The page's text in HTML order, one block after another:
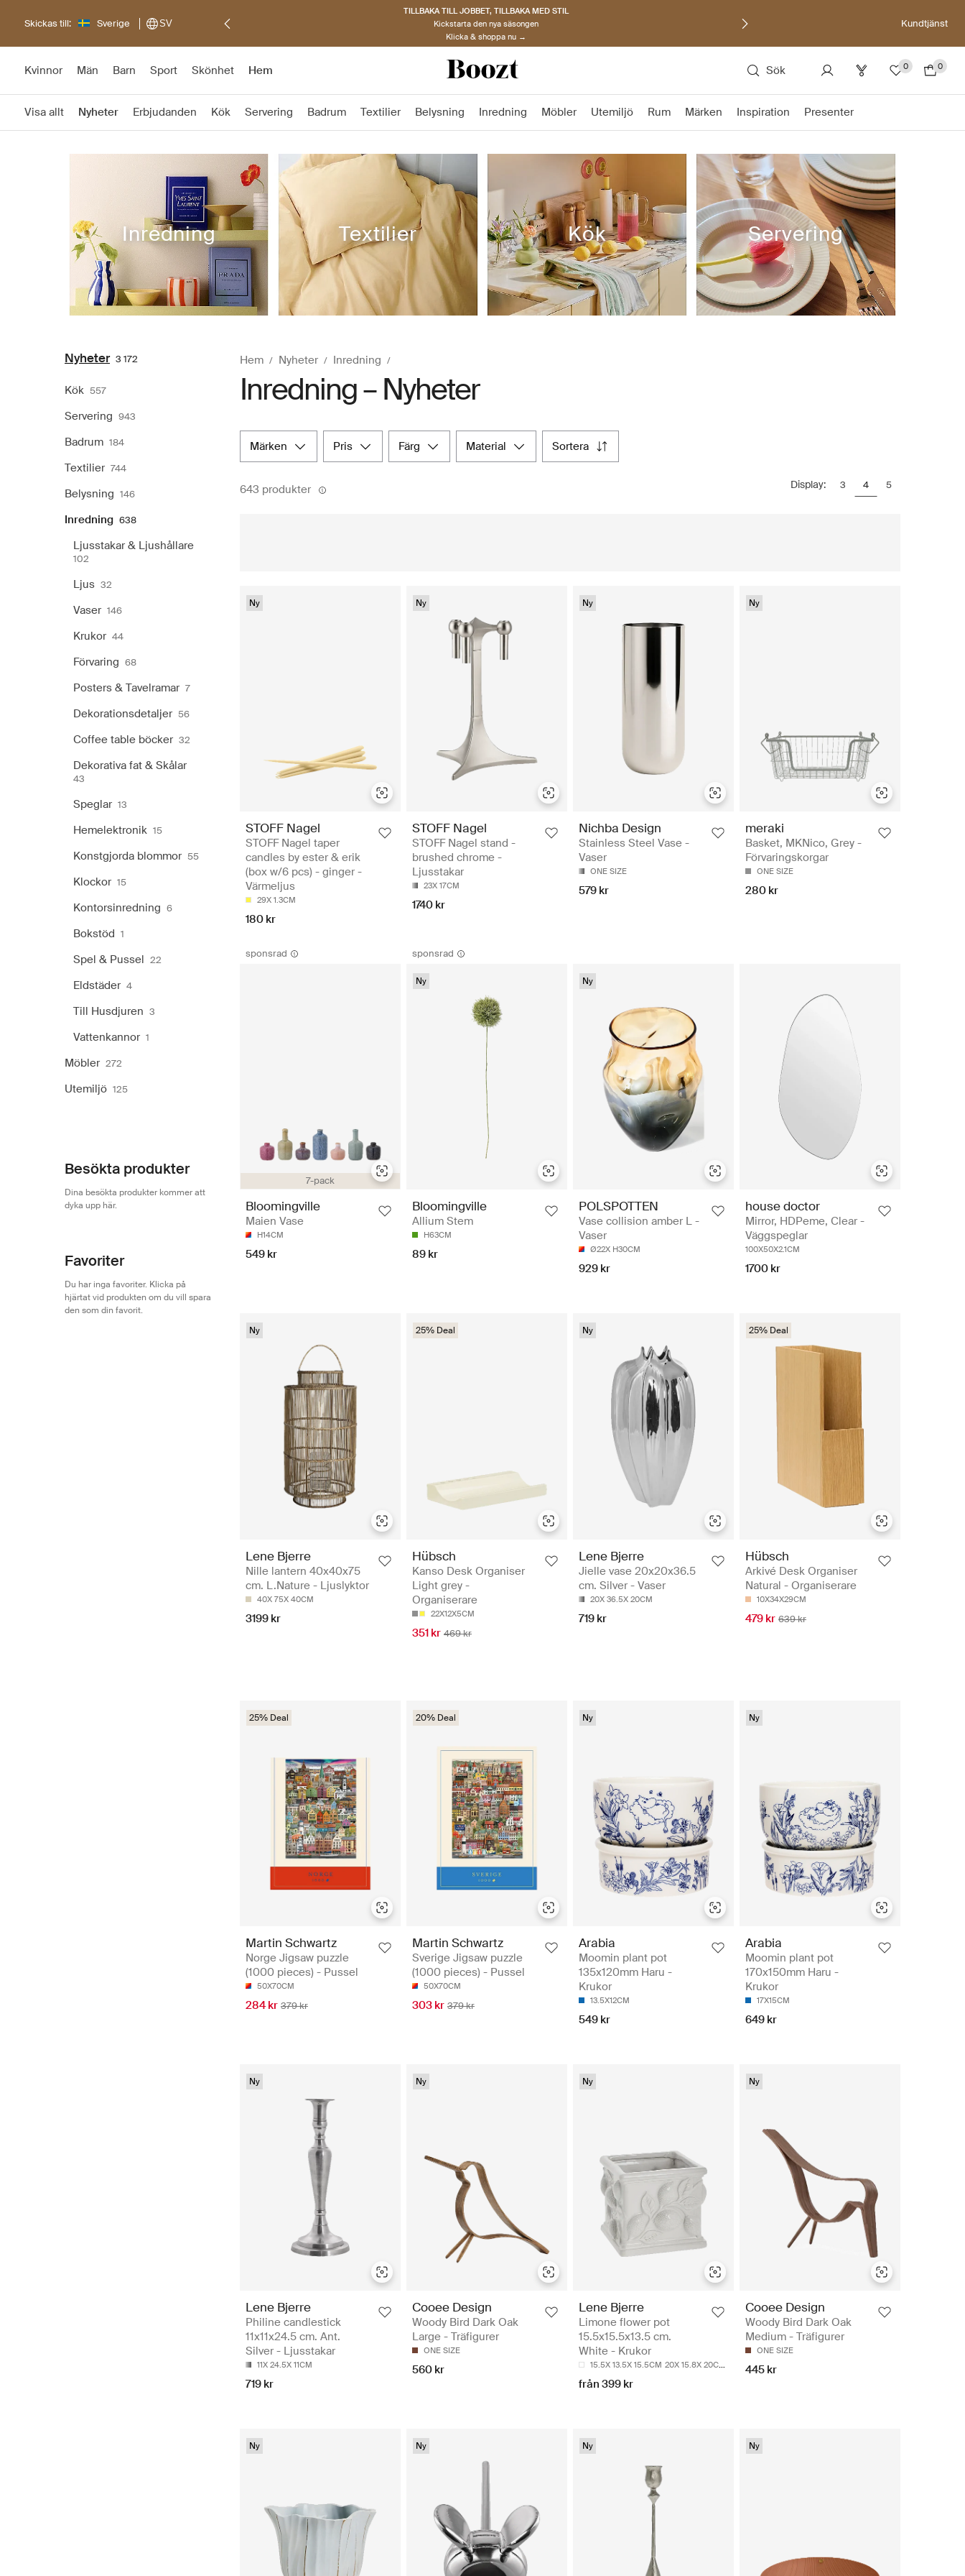
Skickas till: Sverige SV
TILLBAKA TILL JOBBET, TILLBAKA MED STIL
Kickstarta den nya säsongen
Klicka & shoppa nu →
Kundtjänst
Kvinnor Män Barn Sport Skönhet Hem Sök 0 0
Visa allt Nyheter Erbjudanden Kök Servering Badrum Textilier Belysning Inredning Möbler Utemiljö Rum Märken Inspiration Presenter
Inredning Textilier Kök Servering
Nyheter 3 172
Kök 557
Servering 943
Badrum 184
Textilier 744
Belysning 146
Inredning 638
Ljusstakar & Ljushållare
102
Ljus 32
Vaser 146
Krukor 44
Förvaring 68
Posters & Tavelramar 7
Dekorationsdetaljer 56
Coffee table böcker 32
Dekorativa fat & Skålar
43
Speglar 13
Hemelektronik 15
Konstgjorda blommor 55
Klockor 15
Kontorsinredning 6
Bokstöd 1
Spel & Pussel 22
Eldstäder 4
Till Husdjuren 3
Vattenkannor 1
Möbler 272
Utemiljö 125
Besökta produkter
Dina besökta produkter kommer att
dyka upp här.
Favoriter
Du har inga favoriter. Klicka på
hjärtat vid produkten om du vill spara
den som din favorit.
Hem Nyheter Inredning
Inredning – Nyheter
märken pris färg material sortera
643 produkter Display: 3 4 5
Ny
STOFF Nagel
STOFF Nagel taper
candles by ester & erik
(box w/6 pcs) - ginger -
Värmeljus
29X 1.3CM
180 kr
Ny
STOFF Nagel
STOFF Nagel stand -
brushed chrome -
Ljusstakar
23X 17CM
1740 kr
Ny
Nichba Design
Stainless Steel Vase -
Vaser
ONE SIZE
579 kr
Ny
meraki
Basket, MKNico, Grey -
Förvaringskorgar
ONE SIZE
280 kr
sponsrad
7-pack
Bloomingville
Maien Vase
H14CM
549 kr
sponsrad
Ny
Bloomingville
Allium Stem
H63CM
89 kr
Ny
POLSPOTTEN
Vase collision amber L -
Vaser
Ø22X H30CM
929 kr
house doctor
Mirror, HDPeme, Clear -
Väggspeglar
100X50X2.1CM
1700 kr
Ny
Lene Bjerre
Nille lantern 40x40x75
cm. L.Nature - Ljuslyktor
40X 75X 40CM
3199 kr
25% Deal
Hübsch
Kanso Desk Organiser
Light grey -
Organiserare
22X12X5CM
351 kr 469 kr
Ny
Lene Bjerre
Jielle vase 20x20x36.5
cm. Silver - Vaser
20X 36.5X 20CM
719 kr
25% Deal
Hübsch
Arkivé Desk Organiser
Natural - Organiserare
10X34X29CM
479 kr 639 kr
25% Deal
Martin Schwartz
Norge Jigsaw puzzle
(1000 pieces) - Pussel
50X70CM
284 kr 379 kr
20% Deal
Martin Schwartz
Sverige Jigsaw puzzle
(1000 pieces) - Pussel
50X70CM
303 kr 379 kr
Ny
Arabia
Moomin plant pot
135x120mm Haru -
Krukor
13.5X12CM
549 kr
Ny
Arabia
Moomin plant pot
170x150mm Haru -
Krukor
17X15CM
649 kr
Ny
Lene Bjerre
Philine candlestick
11x11x24.5 cm. Ant.
Silver - Ljusstakar
11X 24.5X 11CM
719 kr
Ny
Cooee Design
Woody Bird Dark Oak
Large - Träfigurer
ONE SIZE
560 kr
Ny
Lene Bjerre
Limone flower pot
15.5x15.5x13.5 cm.
White - Krukor
15.5X 13.5X 15.5CM 20X 15.8X 20CM
från 399 kr
Ny
Cooee Design
Woody Bird Dark Oak
Medium - Träfigurer
ONE SIZE
445 kr
Ny Ny Ny Ny